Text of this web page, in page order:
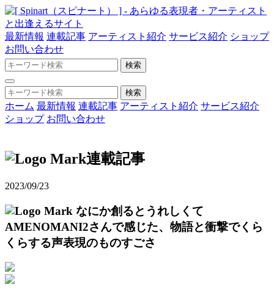
最新情報 連載記事 アーティスト紹介 サービス紹介 ショップ
お問い合わせ
ホーム 最新情報 連載記事 アーティスト紹介 サービス紹介
ショップ お問い合わせ
連載記事
2023/09/23
なにか創るとうれしくて
AMENOMANI2さんで感じた、物語と衝撃でくら
くらする声表現のものすごさ